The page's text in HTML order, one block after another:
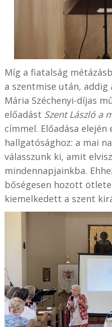
Míg a fiatalság
a szentmise után,
Mária Széchenyi-díjas
előadást Szent László a
címmel. Előadása
hallgatósághoz: a mai
válasszunk ki, amit
mindennapjainkba.
bőségesen hozott
kiemelkedett a szent